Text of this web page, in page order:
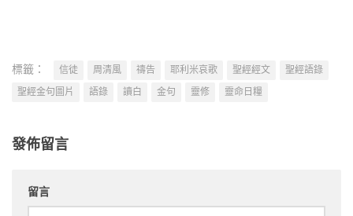
標籤： 信徒 周清風 禱告 耶利米哀歌 聖經經文
聖經語錄
聖經金句圖片
語錄 讀白 金句 靈修 靈命日糧
發佈留言
留言